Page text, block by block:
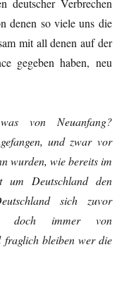
deutscher Verbrechen
denen so viele uns die
mit all denen auf der
gegeben haben, neu
von Neuanfang?
und zwar vor
wurden, wie bereits im
Deutschland den
sich zuvor
doch immer von
fraglich bleiben wer die